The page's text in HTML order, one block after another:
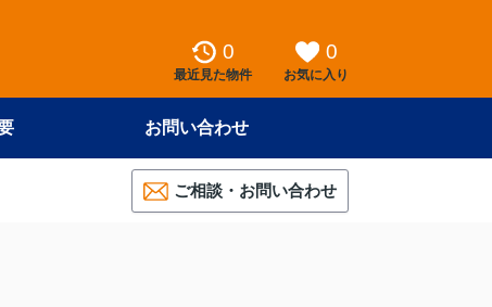
0
最近見た物件
0
お気に入り
お問い合わせ
ご相談・お問い合わせ